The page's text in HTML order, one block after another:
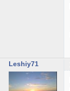
Leshiy71